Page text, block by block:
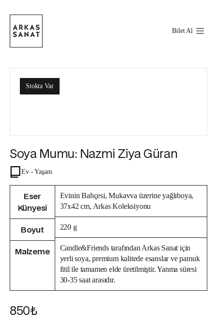
Bilet Al
Stokta Var
Soya Mumu: Nazmi Ziya Güran
Ev - Yaşam
Eser
Künyesi
Boyut
Malzeme
Evinin Bahçesi, Mukavva üzerine yağlıboya,
37x42 cm, Arkas Koleksiyonu
220 g
Candle&Friends tarafından Arkas Sanat için
yerli soya, premium kalitede esanslar ve pamuk
fitil ile tamamen elde üretilmiştir. Yanma süresi
30-35 saat arasıdır.
850₺